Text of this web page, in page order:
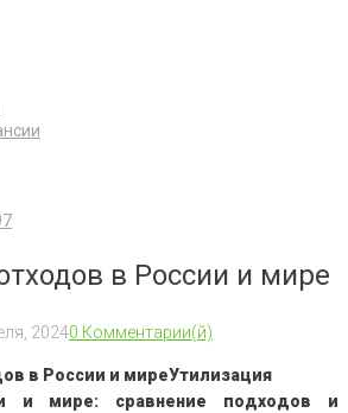
в России и мире
20240 Комментарии(й)
Утилизация
и мире: сравнение подходов и